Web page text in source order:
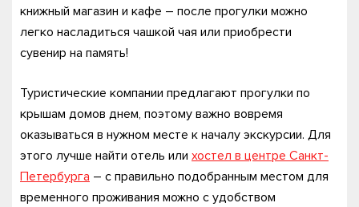
книжный магазин и кафе – после прогулки можно
легко насладиться чашкой чая или приобрести
сувенир на память!
Туристические компании предлагают прогулки по
крышам домов днем, поэтому важно вовремя
оказываться в нужном месте к началу экскурсии. Для
этого лучше найти отель или хостел в центре Санкт-
Петербурга – с правильно подобранным местом для
временного проживания можно с удобством